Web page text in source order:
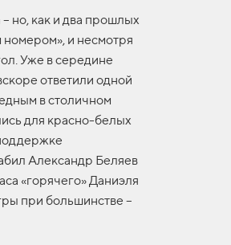
но, как и два прошлых
и несмотря
Уже в середине
ответили одной
в столичном
для красно-белых
Александр Беляев
«горячего» Даниэля
при большинстве –